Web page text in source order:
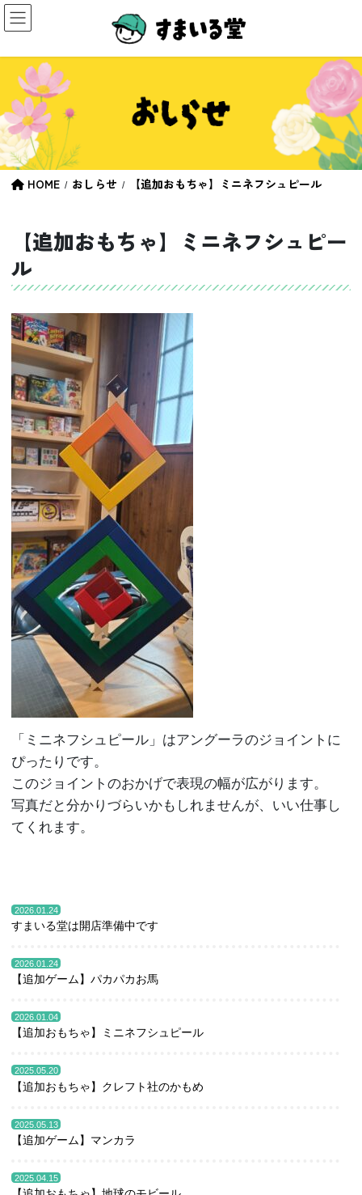
コ
ン
ン
ス
キ
ッ
プ
ナ
ビ
ー
ン
に
移
動
HOME おしらせ 【追加おもちゃ】ミニネフシュピール
【追加おもちゃ】ミニネフシュピー
ル
「ミニネフシュピール」はアングーラのジョイントに
ぴったりです。
このジョイントのおかげで表現の幅が広がります。
写真だと分かりづらいかもしれませんが、いい仕事し
てくれます。
2026.01.24
すまいる堂は開店準備中です
2026.01.24
【追加ゲーム】パカパカお馬
2026.01.04
【追加おもちゃ】ミニネフシュピール
2025.05.20
【追加おもちゃ】クレフト社のかもめ
2025.05.13
【追加ゲーム】マンカラ
2025.04.15